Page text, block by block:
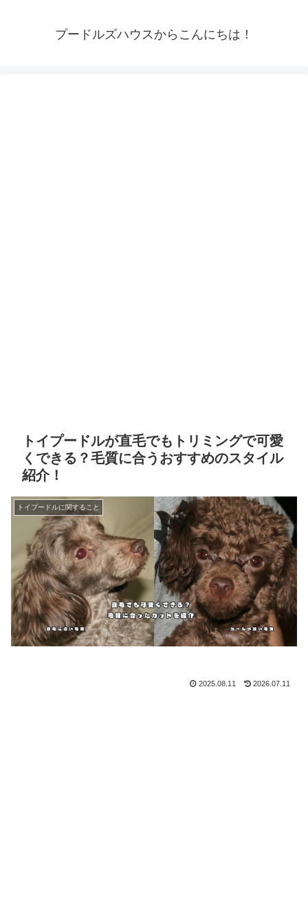
プードルズハウスからこんにちは！
トイプードルが直毛でもトリミングで可愛
くできる？毛質に合うおすすめのスタイル
紹介！
トイプードルに関すること
2025.08.11 2026.07.11